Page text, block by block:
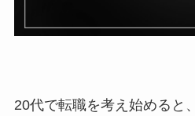
20代で転職を考え始めると